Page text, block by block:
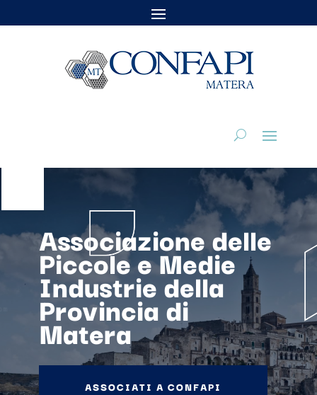
Associazione delle
Piccole e Medie
Industrie della
Provincia di
Matera
ASSOCIATI A CONFAPI